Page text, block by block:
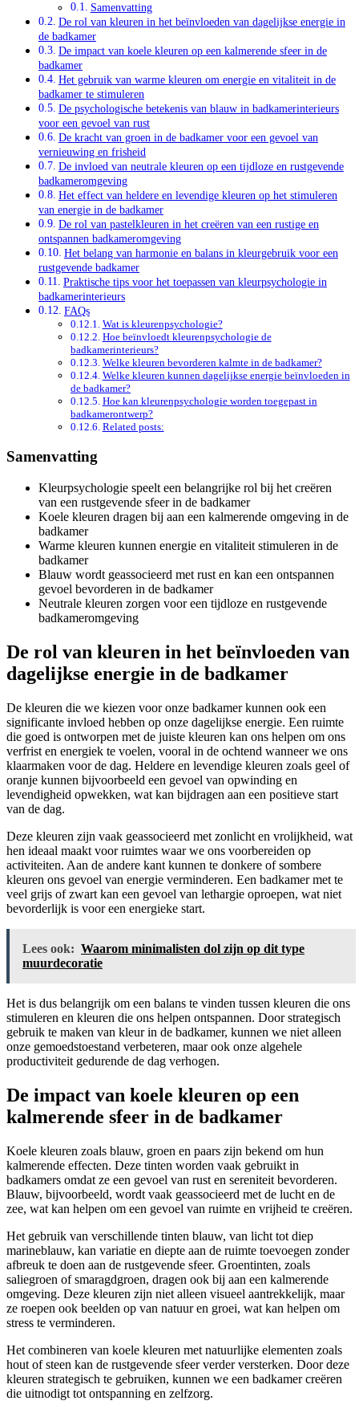
Samenvatting
De rol van kleuren in het beïnvloeden van dagelijkse energie in
de badkamer
De impact van koele kleuren op een kalmerende sfeer in de
badkamer
Het gebruik van warme kleuren om energie en vitaliteit in de
badkamer te stimuleren
De psychologische betekenis van blauw in badkamerinterieurs
voor een gevoel van rust
De kracht van groen in de badkamer voor een gevoel van
vernieuwing en frisheid
De invloed van neutrale kleuren op een tijdloze en rustgevende
badkameromgeving
Het effect van heldere en levendige kleuren op het stimuleren
van energie in de badkamer
De rol van pastelkleuren in het creëren van een rustige en
ontspannen badkameromgeving
Het belang van harmonie en balans in kleurgebruik voor een
rustgevende badkamer
Praktische tips voor het toepassen van kleurpsychologie in
badkamerinterieurs
FAQs
Wat is kleurenpsychologie?
Hoe beïnvloedt kleurenpsychologie de
badkamerinterieurs?
Welke kleuren bevorderen kalmte in de badkamer?
Welke kleuren kunnen dagelijkse energie beïnvloeden in
de badkamer?
Hoe kan kleurenpsychologie worden toegepast in
badkamerontwerp?
Related posts:
Samenvatting
Kleurpsychologie speelt een belangrijke rol bij het creëren
van een rustgevende sfeer in de badkamer
Koele kleuren dragen bij aan een kalmerende omgeving in de
badkamer
Warme kleuren kunnen energie en vitaliteit stimuleren in de
badkamer
Blauw wordt geassocieerd met rust en kan een ontspannen
gevoel bevorderen in de badkamer
Neutrale kleuren zorgen voor een tijdloze en rustgevende
badkameromgeving
De rol van kleuren in het beïnvloeden van
dagelijkse energie in de badkamer
De kleuren die we kiezen voor onze badkamer kunnen ook een
significante invloed hebben op onze dagelijkse energie. Een ruimte
die goed is ontworpen met de juiste kleuren kan ons helpen om ons
verfrist en energiek te voelen, vooral in de ochtend wanneer we ons
klaarmaken voor de dag. Heldere en levendige kleuren zoals geel of
oranje kunnen bijvoorbeeld een gevoel van opwinding en
levendigheid opwekken, wat kan bijdragen aan een positieve start
van de dag.
Deze kleuren zijn vaak geassocieerd met zonlicht en vrolijkheid, wat
hen ideaal maakt voor ruimtes waar we ons voorbereiden op
activiteiten. Aan de andere kant kunnen te donkere of sombere
kleuren ons gevoel van energie verminderen. Een badkamer met te
veel grijs of zwart kan een gevoel van lethargie oproepen, wat niet
bevorderlijk is voor een energieke start.
Lees ook: Waarom minimalisten dol zijn op dit type
muurdecoratie
Het is dus belangrijk om een balans te vinden tussen kleuren die ons
stimuleren en kleuren die ons helpen ontspannen. Door strategisch
gebruik te maken van kleur in de badkamer, kunnen we niet alleen
onze gemoedstoestand verbeteren, maar ook onze algehele
productiviteit gedurende de dag verhogen.
De impact van koele kleuren op een
kalmerende sfeer in de badkamer
Koele kleuren zoals blauw, groen en paars zijn bekend om hun
kalmerende effecten. Deze tinten worden vaak gebruikt in
badkamers omdat ze een gevoel van rust en sereniteit bevorderen.
Blauw, bijvoorbeeld, wordt vaak geassocieerd met de lucht en de
zee, wat kan helpen om een gevoel van ruimte en vrijheid te creëren.
Het gebruik van verschillende tinten blauw, van licht tot diep
marineblauw, kan variatie en diepte aan de ruimte toevoegen zonder
afbreuk te doen aan de rustgevende sfeer. Groentinten, zoals
saliegroen of smaragdgroen, dragen ook bij aan een kalmerende
omgeving. Deze kleuren zijn niet alleen visueel aantrekkelijk, maar
ze roepen ook beelden op van natuur en groei, wat kan helpen om
stress te verminderen.
Het combineren van koele kleuren met natuurlijke elementen zoals
hout of steen kan de rustgevende sfeer verder versterken. Door deze
kleuren strategisch te gebruiken, kunnen we een badkamer creëren
die uitnodigt tot ontspanning en zelfzorg.